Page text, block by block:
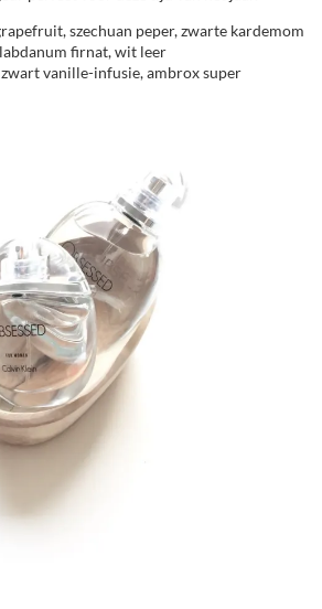
szechuan peper, zwarte kardemom
firnat, wit leer
vanille-infusie, ambrox super